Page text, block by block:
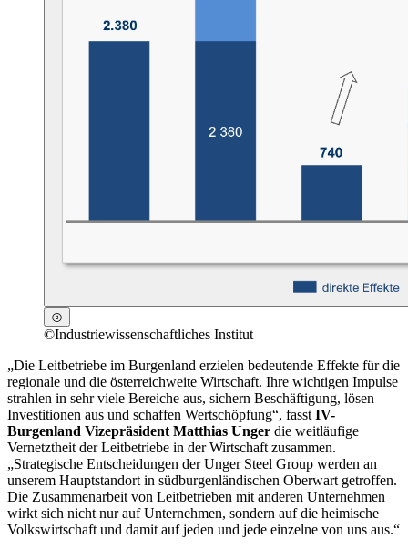
©Industriewissenschaftliches Institut
„Die Leitbetriebe im Burgenland erzielen bedeutende Effekte für die
regionale und die österreichweite Wirtschaft. Ihre wichtigen Impulse
strahlen in sehr viele Bereiche aus, sichern Beschäftigung, lösen
Investitionen aus und schaffen Wertschöpfung“, fasst IV-
Burgenland Vizepräsident Matthias Unger die weitläufige
Vernetztheit der Leitbetriebe in der Wirtschaft zusammen.
„Strategische Entscheidungen der Unger Steel Group werden an
unserem Hauptstandort in südburgenländischen Oberwart getroffen.
Die Zusammenarbeit von Leitbetrieben mit anderen Unternehmen
wirkt sich nicht nur auf Unternehmen, sondern auf die heimische
Volkswirtschaft und damit auf jeden und jede einzelne von uns aus.“